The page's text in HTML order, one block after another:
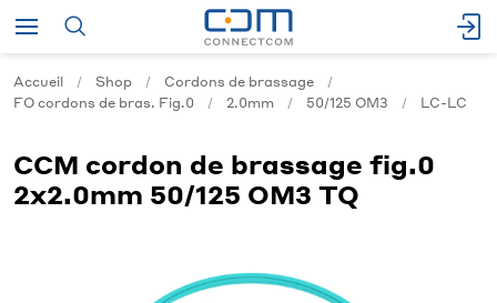
Accueil Shop
Cordons de brassage
FO cordons de bras. Fig.0
2.0mm 50/125 OM3 LC-LC
CCM cordon de brassage fig.0
2x2.0mm 50/125 OM3 TQ